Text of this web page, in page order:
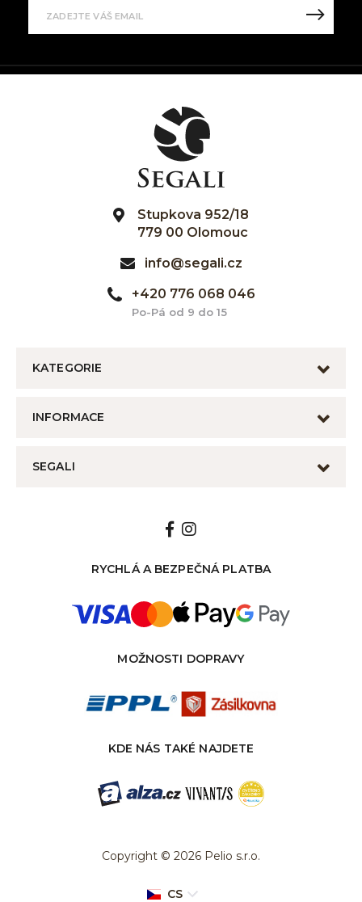
Stupkova 952/18
779 00 Olomouc
info@segali.cz
+420 776 068 046
Po-Pá od 9 do 15
KATEGORIE
INFORMACE
SEGALI
RYCHLÁ A BEZPEČNÁ PLATBA
MOŽNOSTI DOPRAVY
KDE NÁS TAKÉ NAJDETE
Copyright © 2026 Pelio s.r.o.
CS